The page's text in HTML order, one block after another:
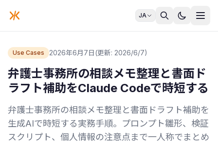
JA
Use Cases 2026年6月7日(更新: 2026/6/7)
弁護士事務所の相談メモ整理と書面ド
ラフト補助をClaude Codeで時短する
弁護士事務所の相談メモ整理と書面ドラフト補助を
生成AIで時短する実務手順。プロンプト雛形、検証
スクリプト、個人情報の注意点まで一人称でまとめ